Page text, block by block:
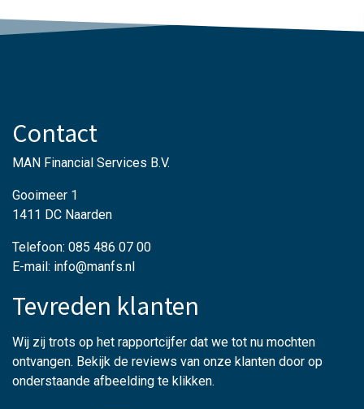
situaties waarin u zo'n
Contact
MAN Financial Services B.V.
Gooimeer 1
1411 DC Naarden
Telefoon: 085 486 07 00
E-mail: info@manfs.nl
Tevreden klanten
Wij zij trots op het rapportcijfer dat we tot nu mochten
ontvangen. Bekijk de reviews van onze klanten door op
onderstaande afbeelding te klikken.